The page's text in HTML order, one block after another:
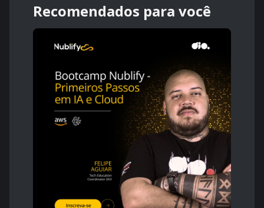
Recomendados para você